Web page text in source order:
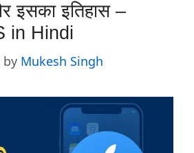
इसका इतिहास –
in Hindi
by Mukesh Singh